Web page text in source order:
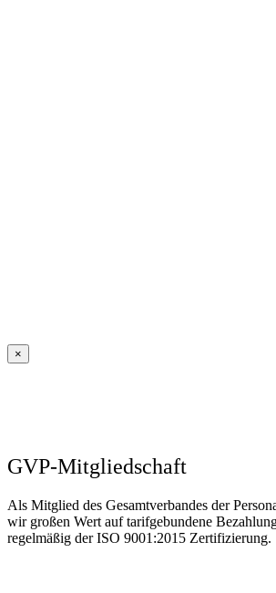
×
GVP-Mitgliedschaft
Als Mitglied des Gesamtverbandes der
wir großen Wert auf tarifgebundene
regelmäßig der ISO 9001:2015 Zertifizierung.